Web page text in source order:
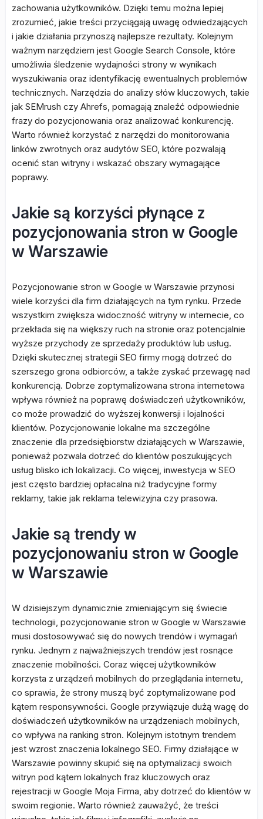
zachowania użytkowników. Dzięki temu można lepiej
zrozumieć, jakie treści przyciągają uwagę odwiedzających
i jakie działania przynoszą najlepsze rezultaty. Kolejnym
ważnym narzędziem jest Google Search Console, które
umożliwia śledzenie wydajności strony w wynikach
wyszukiwania oraz identyfikację ewentualnych problemów
technicznych. Narzędzia do analizy słów kluczowych, takie
jak SEMrush czy Ahrefs, pomagają znaleźć odpowiednie
frazy do pozycjonowania oraz analizować konkurencję.
Warto również korzystać z narzędzi do monitorowania
linków zwrotnych oraz audytów SEO, które pozwalają
ocenić stan witryny i wskazać obszary wymagające
poprawy.
Jakie są korzyści płynące z
pozycjonowania stron w Google
w Warszawie
Pozycjonowanie stron w Google w Warszawie przynosi
wiele korzyści dla firm działających na tym rynku. Przede
wszystkim zwiększa widoczność witryny w internecie, co
przekłada się na większy ruch na stronie oraz potencjalnie
wyższe przychody ze sprzedaży produktów lub usług.
Dzięki skutecznej strategii SEO firmy mogą dotrzeć do
szerszego grona odbiorców, a także zyskać przewagę nad
konkurencją. Dobrze zoptymalizowana strona internetowa
wpływa również na poprawę doświadczeń użytkowników,
co może prowadzić do wyższej konwersji i lojalności
klientów. Pozycjonowanie lokalne ma szczególne
znaczenie dla przedsiębiorstw działających w Warszawie,
ponieważ pozwala dotrzeć do klientów poszukujących
usług blisko ich lokalizacji. Co więcej, inwestycja w SEO
jest często bardziej opłacalna niż tradycyjne formy
reklamy, takie jak reklama telewizyjna czy prasowa.
Jakie są trendy w
pozycjonowaniu stron w Google
w Warszawie
W dzisiejszym dynamicznie zmieniającym się świecie
technologii, pozycjonowanie stron w Google w Warszawie
musi dostosowywać się do nowych trendów i wymagań
rynku. Jednym z najważniejszych trendów jest rosnące
znaczenie mobilności. Coraz więcej użytkowników
korzysta z urządzeń mobilnych do przeglądania internetu,
co sprawia, że strony muszą być zoptymalizowane pod
kątem responsywności. Google przywiązuje dużą wagę do
doświadczeń użytkowników na urządzeniach mobilnych,
co wpływa na ranking stron. Kolejnym istotnym trendem
jest wzrost znaczenia lokalnego SEO. Firmy działające w
Warszawie powinny skupić się na optymalizacji swoich
witryn pod kątem lokalnych fraz kluczowych oraz
rejestracji w Google Moja Firma, aby dotrzeć do klientów w
swoim regionie. Warto również zauważyć, że treści